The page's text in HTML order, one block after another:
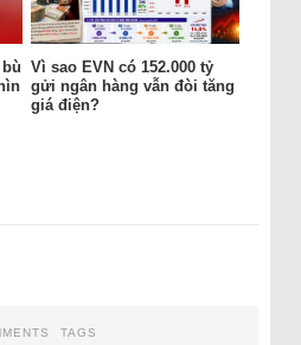
Vì sao EVN có 152.000 tỷ
gửi ngân hàng vẫn đòi tăng
giá điện?
TAGS